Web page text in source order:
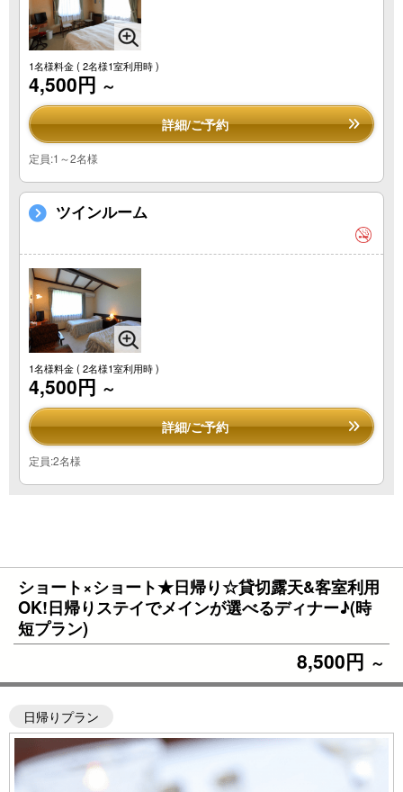
1名様料金( 2名様1室利用時 )
4,500円 ～
詳細/ご予約
定員:1～2名様
ツインルーム
1名様料金( 2名様1室利用時 )
4,500円 ～
詳細/ご予約
定員:2名様
ショート×ショート★日帰り☆貸切露天&客室利用
OK!日帰りステイでメインが選べるディナー♪(時
短プラン)
8,500円 ～
日帰りプラン